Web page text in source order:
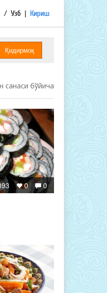
/ Узб | Кириш
санаси бўйича
0
0